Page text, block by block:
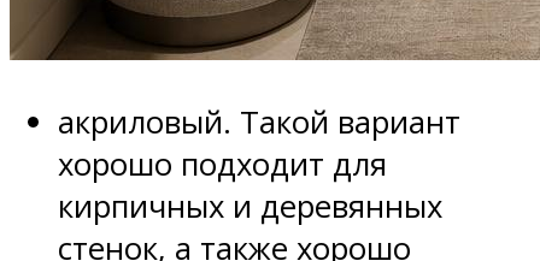
акриловый. Такой вариант
хорошо подходит для
кирпичных и деревянных
стенок, а также хорошо